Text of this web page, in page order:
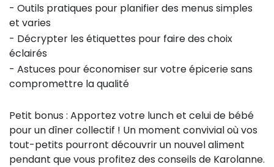
- Outils pratiques pour planifier des menus simples
et varies
- Décrypter les étiquettes pour faire des choix
éclairés
- Astuces pour économiser sur votre épicerie sans
compromettre la qualité
Petit bonus : Apportez votre lunch et celui de bébé
pour un dîner collectif ! Un moment convivial où vos
tout-petits pourront découvrir un nouvel aliment
pendant que vous profitez des conseils de Karolanne.